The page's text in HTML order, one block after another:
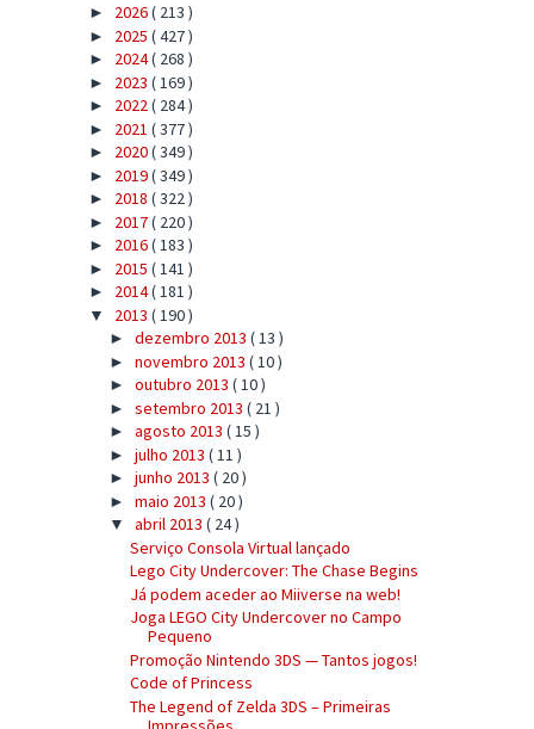
► 2026( 213 )
► 2025 ( 427 )
► 2024( 268 )
► 2023 ( 169 )
► 2022( 284 )
► 2021 ( 377 )
► 2020( 349 )
► 2019( 349 )
► 2018 ( 322 )
► 2017( 220 )
► 2016( 183 )
► 2015 ( 141 )
► 2014( 181 )
▼ 2013 ( 190 )
► dezembro 2013 ( 13 )
► novembro 2013 ( 10 )
► outubro 2013 ( 10 )
► setembro 2013 ( 21 )
► agosto 2013 ( 15 )
► julho 2013 ( 11 )
► junho 2013 ( 20 )
► maio 2013 ( 20 )
▼ abril 2013 ( 24 )
Serviço Consola Virtual lançado
Lego City Undercover: The Chase Begins
Já podem aceder ao Miiverse na web!
Joga LEGO City Undercover no Campo
Pequeno
Promoção Nintendo 3DS — Tantos jogos!
Code of Princess
The Legend of Zelda 3DS – Primeiras